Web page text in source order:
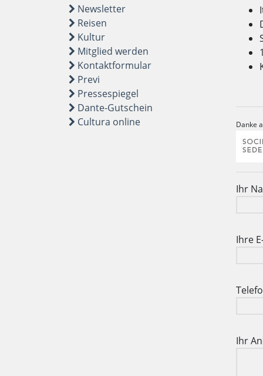
Newsletter
Reisen
Kultur
Mitglied werden
Kontaktformular
Previ
Pressespiegel
Dante-Gutschein
Cultura online
Danke
Ihr
Ihre
Ihr